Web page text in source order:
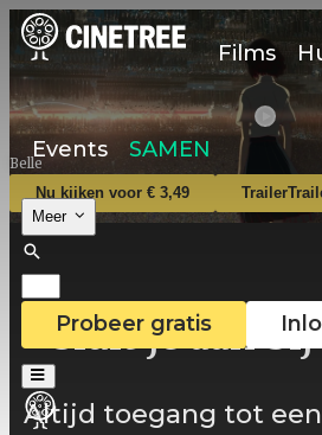
Films
Events SAMEN
Meer
Probeer gratis
Belle
Nu kijken voor € 3,49 Trailer
Sluit je aan
Altijd toegang tot